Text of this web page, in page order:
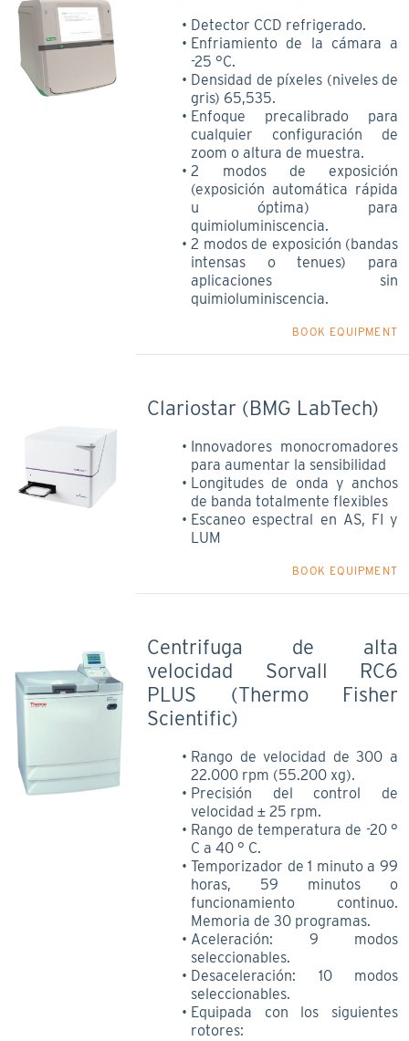
Detector CCD refrigerado.
Enfriamiento de la cámara a
-25 °C.
Densidad de píxeles (niveles de
gris) 65,535.
Enfoque precalibrado para
cualquier configuración de
zoom o altura de muestra.
2 modos de exposición
(exposición automática rápida
u óptima) para
quimioluminiscencia.
2 modos de exposición (bandas
intensas o tenues) para
aplicaciones sin
quimioluminiscencia.
BOOK EQUIPMENT
Clariostar (BMG LabTech)
Innovadores monocromadores
para aumentar la sensibilidad
Longitudes de onda y anchos
de banda totalmente flexibles
Escaneo espectral en AS, FI y
LUM
BOOK EQUIPMENT
Centrifuga de alta
velocidad Sorvall RC6
PLUS (Thermo Fisher
Scientific)
Rango de velocidad de 300 a
22.000 rpm (55.200 xg).
Precisión del control de
velocidad ± 25 rpm.
Rango de temperatura de -20 °
C a 40 ° C.
Temporizador de 1 minuto a 99
horas, 59 minutos o
funcionamiento continuo.
Memoria de 30 programas.
Aceleración: 9 modos
seleccionables.
Desaceleración: 10 modos
seleccionables.
Equipada con los siguientes
rotores: